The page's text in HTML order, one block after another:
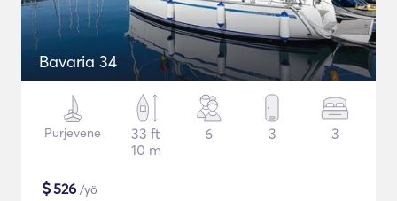
Bavaria 34
Purjevene
33 ft
10 m
6 3 3
$526 /yö